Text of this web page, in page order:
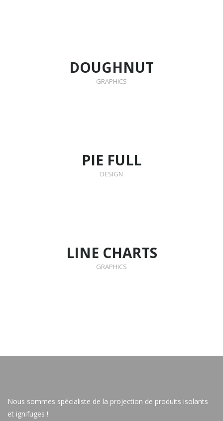
DOUGHNUT
GRAPHICS
PIE FULL
DESIGN
LINE CHARTS
GRAPHICS
Nous sommes spécialiste de la projection de produits isolants
et ignifuges !